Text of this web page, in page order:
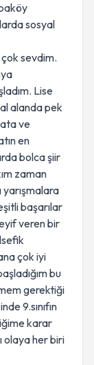
sosyal
çok sevdim.
Lise
alanda pek
ve
en
bolca şiir
zaman
yarışmalara
başarılar
veren bir
çok iyi
bu
gerektiği
9.sınıfın
karar
olaya her biri